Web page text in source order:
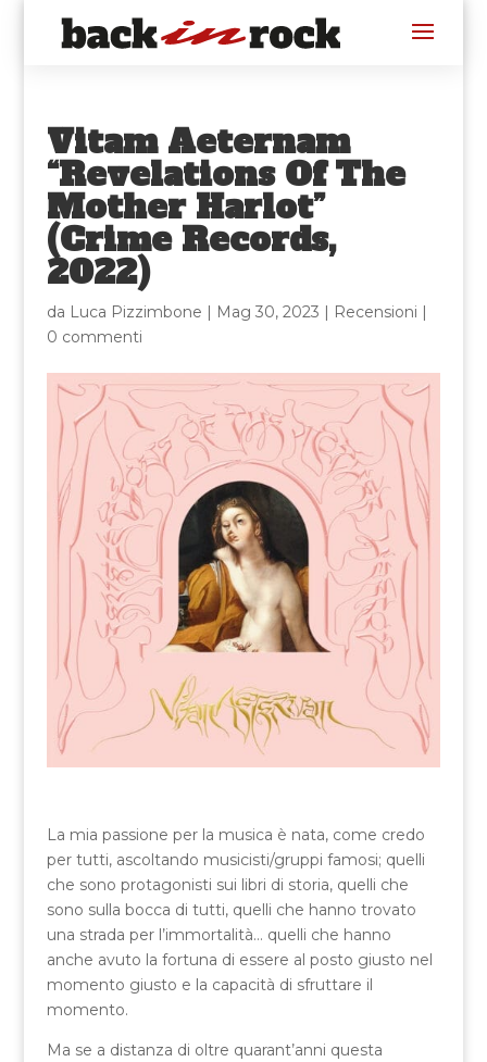
Vitam Aeternam
“Revelations Of The
Mother Harlot”
(Crime Records,
2022)
da Luca Pizzimbone | Mag 30, 2023 | Recensioni |
0 commenti
La mia passione per la musica è nata, come credo
per tutti, ascoltando musicisti/gruppi famosi; quelli
che sono protagonisti sui libri di storia, quelli che
sono sulla bocca di tutti, quelli che hanno trovato
una strada per l’immortalità… quelli che hanno
anche avuto la fortuna di essere al posto giusto nel
momento giusto e la capacità di sfruttare il
momento.
Ma se a distanza di oltre quarant’anni questa